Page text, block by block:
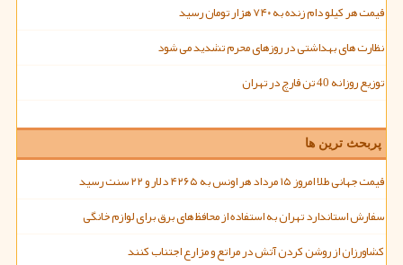
قیمت هر کیلو دام زنده به ۷۴۰ هزار تومان رسید
نظارت های بهداشتی در روزهای محرم تشدید می شود
توزیع روزانه 40 تن قارچ در تهران
پربحث ترین ها
قیمت جهانی طلا امروز ۱۵ مرداد هر اونس به ۴۲۶۵ دلار و ۲۲ سنت رسید
سفارش استاندارد تهران به استفاده از محافظ های برق برای لوازم خانگی
کشاورزان از روشن کردن آتش در مراتع و مزارع اجتناب کنند